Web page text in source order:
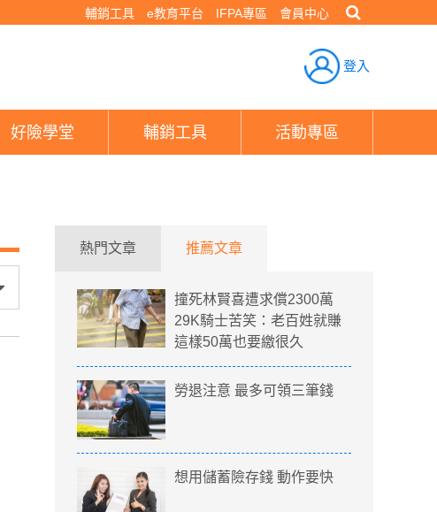
輔銷工具 e教育平台 IFPA專區 會員中心
登入
好險學堂 輔銷工具 活動專區
熱門文章 推薦文章
撞死林賢喜遭求償2300萬
29K騎士苦笑：老百姓就賺
這樣50萬也要繳很久
勞退注意 最多可領三筆錢
想用儲蓄險存錢 動作要快